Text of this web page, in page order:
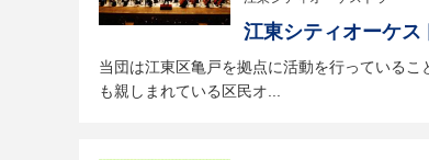
江東シティオーケス
当団は江東区亀戸を拠点に活動を行っている
も親しまれている区民オ...